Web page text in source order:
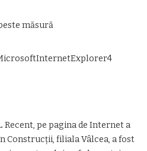
măsură
Recent, pe pagina de Internet a
filiala Vâlcea, a fost